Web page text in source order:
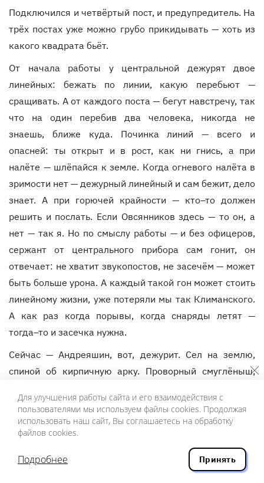
Подключился и четвёртый пост, и предупредитель. На
трёх постах уже можно грубо прикидывать — хоть из
какого квадрата бьёт.
От начала работы у центральной дежурят двое
линейных: бежать по линии, какую перебьют —
сращивать. А от каждого поста — бегут навстречу, так
что на один перебив два человека, никогда не
знаешь, ближе куда. Починка линий — всего и
опасней: ты открыт и в рост, как ни гнись, а при
налёте — шлёпайся к земле. Когда огневого налёта в
зримости нет — дежурный линейный и сам бежит, дело
знает. А при горючей крайности — кто–то должен
решить и послать. Если Овсянников здесь — то он, а
нет — так я. Но по смыслу работы — и без офицеров,
сержант от центрального прибора сам гонит, он
отвечает: не хватит звукопостов, не засечём — может
быть больше урона. А каждый такой гон может стоить
линейному жизни, уже потеряли мы так Климанского.
А как раз когда порывы, когда снаряды летят —
тогда–то и засечка нужна.
Сейчас — Андреяшин, вот, дежурит. Сел на землю,
спиной об кирпичную арку. Проворный смуглёныш,
25го года. Я прохожу — вскочил.
— Сиди, не навстаёшься!
Но, уже вставши, сверкает тёмными просящими
глазами:
Для улучшения работы сайта и его взаимодействия с
пользователями мы используем файлы cookies. Продолжая
использовать наш сайт, Вы соглашаетесь на обработку
файлов cookies.
Подробнее Принять